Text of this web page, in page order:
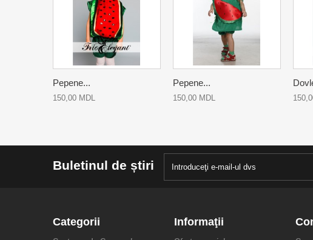
Pepene...
150,00 MDL
Pepene...
150,00 MDL
Buletinul de știri
Categorii Informaţii